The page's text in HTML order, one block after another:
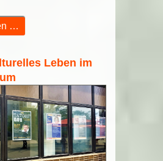
…
Leben im